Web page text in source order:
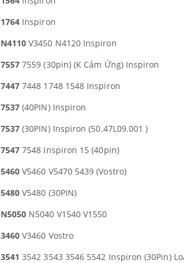
1764 Inspiron
N4110 V3450 N4120 Inspiron
7557 7559 (30pin) (K Cảm Ứng) Inspiron
7447 7448 1748 1548 Inspiron
7537 (40PIN) Inspiron
7537 (30PIN) Inspiron (50.47L09.001 )
7547 7548 Inspiron 15 (40pin)
5460 V5460 V5470 5439 (Vostro)
5480 V5480 (30PIN)
N5050 N5040 V1540 V1550
3460 V3460 Vostro
3541 3542 3543 3546 5542 Inspiron (30Pin)